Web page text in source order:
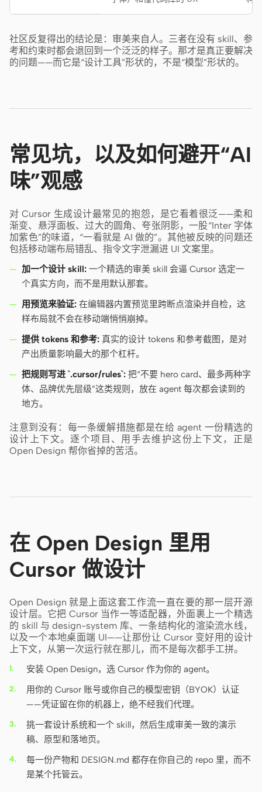
社区反复得出的结论是：审美来自人。三者在没有 skill、参
考和约束时都会退回到一个泛泛的样子。那才是真正要解决
的问题——而它是“设计工具”形状的，不是“模型”形状的。
常见坑，以及如何避开“AI
味”观感
对 Cursor 生成设计最常见的抱怨，是它看着很泛——柔和
渐变、悬浮面板、过大的圆角、夸张阴影，一股“Inter 字体
加紫色”的味道，“一看就是 AI 做的”。其他被反映的问题还
包括移动端布局错乱、指令文字泄漏进 UI 文案里。
加一个设计 skill: 一个精选的审美 skill 会逼 Cursor 选定一
个真实方向，而不是用默认那套。
用预览来验证: 在编辑器内置预览里跨断点渲染并自检，这
样布局就不会在移动端悄悄崩掉。
提供 tokens 和参考: 真实的设计 tokens 和参考截图，是对
产出质量影响最大的那个杠杆。
把规则写进 `.cursor/rules`: 把“不要 hero card、最多两种字
体、品牌优先层级”这类规则，放在 agent 每次都会读到的
地方。
注意到没有：每一条缓解措施都是在给 agent 一份精选的
设计上下文。逐个项目、用手去维护这份上下文，正是
Open Design 帮你省掉的苦活。
在 Open Design 里用
Cursor 做设计
Open Design 就是上面这套工作流一直在要的那一层开源
设计层。它把 Cursor 当作一等适配器，外面裹上一个精选
的 skill 与 design-system 库、一条结构化的渲染流水线，
以及一个本地桌面端 UI——让那份让 Cursor 变好用的设计
上下文，从第一次运行就在那儿，而不是每次都手工拼。
安装 Open Design，选 Cursor 作为你的 agent。
用你的 Cursor 账号或你自己的模型密钥（BYOK）认证
——凭证留在你的机器上，绝不经我们代理。
挑一套设计系统和一个 skill，然后生成审美一致的演示
稿、原型和落地页。
每一份产物和 DESIGN.md 都存在你自己的 repo 里，而不
是某个托管云。